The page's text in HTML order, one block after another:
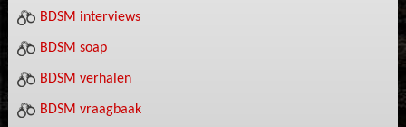
BDSM interviews
BDSM soap
BDSM verhalen
BDSM vraagbaak